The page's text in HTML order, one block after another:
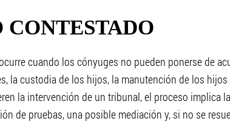
cuando los cónyuges no pueden ponerse de
la custodia de los hijos, la manutención de los
la intervención de un tribunal, el proceso implica
de pruebas, una posible mediación y, si no se